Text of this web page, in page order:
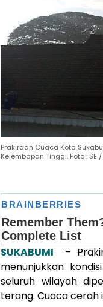
Prakiraan Cuaca Kota
Kelembapan Tinggi. Foto : SE
SUKABUMI –
menunjukkan
seluruh wilayah
terang. Cuaca cerah